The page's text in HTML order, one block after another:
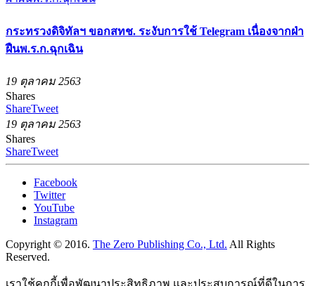
กระทรวงดิจิทัลฯ ขอกสทช. ระงับการใช้ Telegram เนื่องจากฝ่า
ฝืนพ.ร.ก.ฉุกเฉิน
19 ตุลาคม 2563
Shares
ShareTweet
19 ตุลาคม 2563
Shares
ShareTweet
Facebook
Twitter
YouTube
Instagram
Copyright © 2016. The Zero Publishing Co., Ltd. All Rights
Reserved.
เราใช้คุกกี้เพื่อพัฒนาประสิทธิภาพ และประสบการณ์ที่ดีในการ